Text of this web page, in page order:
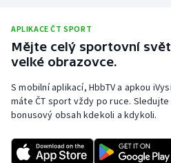
APLIKACE ČT SPORT
Mějte celý sportovní
velké obrazovce.
S mobilní aplikací, HbbTV a apkou
máte ČT sport vždy po ruce.
bonusový obsah kdekoli a kdykoli.